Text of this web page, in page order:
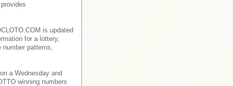
is updated
for a lottery,
patterns,
a Wednesday and
winning numbers